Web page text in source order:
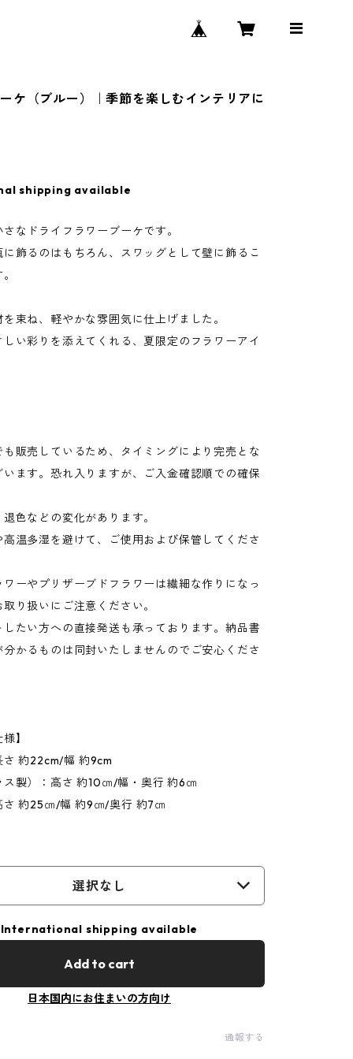
ケ（ブルー）｜季節を楽しむインテリアに
shipping available
なドライフラワーブーケです。
飾るのはもちろん、スワッグとして壁に飾るこ
束ね、軽やかな雰囲気に仕上げました。
い彩りを添えてくれる、夏限定のフラワーアイ
販売しているため、タイミングにより完売とな
ます。恐れ入りますが、ご入金確認順での確保
色などの変化があります。
温多湿を避けて、ご使用および保管してくださ
ーやプリザーブドフラワーは繊細な作りになっ
り扱いにご注意ください。
たい方への直接発送も承っております。納品書
かるものは同封いたしませんのでご安心くださ
】
さ 約22cm/幅 約9cm
製）：高さ 約10㎝/幅・奥行 約6㎝
さ 約25㎝/幅 約9㎝/奥行 約7㎝
選択なし
International shipping available
Add to cart
日本国内にお住まいの方向け
通報する